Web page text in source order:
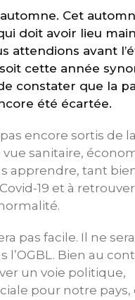
Cet
doit avoir lieu
attendions avant
cette année
constater que la
été écartée.
encore sortis de
vue sanitaire,
apprendre, tant
19 et à
pas facile. Il ne
l’OGBL. Bien au
un voie politique,
pour notre pays,